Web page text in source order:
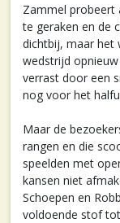
Zammel probeert
te geraken en de
dichtbij, maar het
wedstrijd
verrast door een
nog voor het
Maar de
rangen en die
speelden met
kansen niet
Schoepen en
voldoende stof